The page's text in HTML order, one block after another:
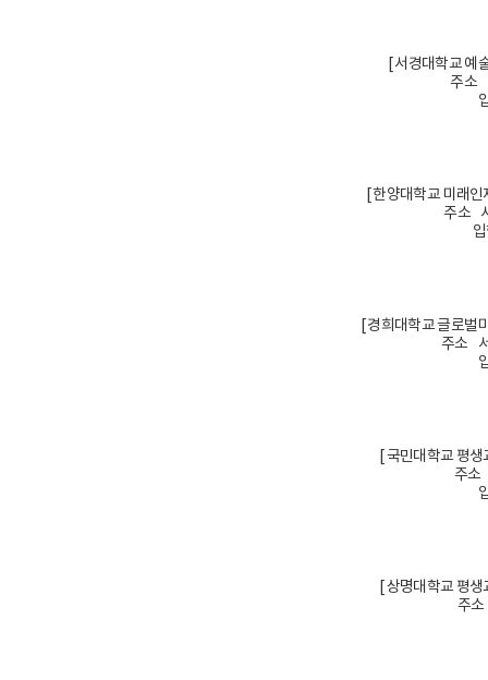
[ 서경대학교
주소
[ 한양대학교 미래
주소
[ 경희대학교 글로
주소
[ 국민대학교 평
주소
[ 상명대학교 평
주